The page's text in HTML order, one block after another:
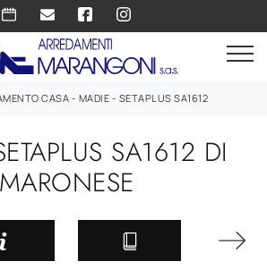
CASA - MADIE - SETAPLUS SA1612
SA1612 DI
MARONESE